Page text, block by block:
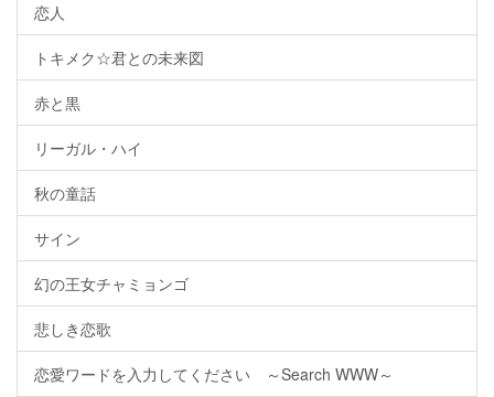
恋人
トキメク☆君との未来図
赤と黒
リーガル・ハイ
秋の童話
サイン
幻の王女チャミョンゴ
悲しき恋歌
恋愛ワードを入力してください ～Search WWW～